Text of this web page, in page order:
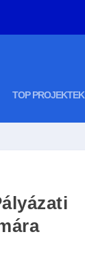
TOP PROJEKTEK